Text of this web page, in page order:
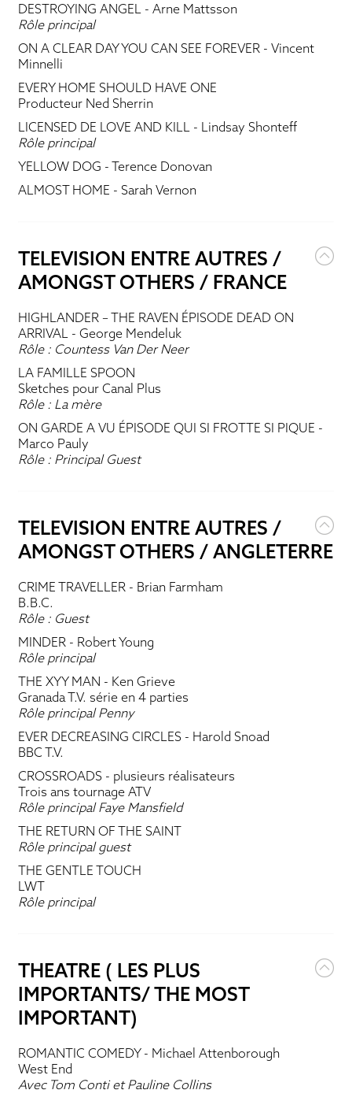
DESTROYING ANGEL - Arne Mattsson
Rôle principal
ON A CLEAR DAY YOU CAN SEE FOREVER - Vincent
Minnelli
EVERY HOME SHOULD HAVE ONE
Producteur Ned Sherrin
LICENSED DE LOVE AND KILL - Lindsay Shonteff
Rôle principal
YELLOW DOG - Terence Donovan
ALMOST HOME - Sarah Vernon
TELEVISION ENTRE AUTRES /
AMONGST OTHERS / FRANCE
HIGHLANDER – THE RAVEN ÉPISODE DEAD ON
ARRIVAL - George Mendeluk
Rôle : Countess Van Der Neer
LA FAMILLE SPOON
Sketches pour Canal Plus
Rôle : La mère
ON GARDE A VU ÉPISODE QUI SI FROTTE SI PIQUE -
Marco Pauly
Rôle : Principal Guest
TELEVISION ENTRE AUTRES /
AMONGST OTHERS / ANGLETERRE
CRIME TRAVELLER - Brian Farmham
B.B.C.
Rôle : Guest
MINDER - Robert Young
Rôle principal
THE XYY MAN - Ken Grieve
Granada T.V. série en 4 parties
Rôle principal Penny
EVER DECREASING CIRCLES - Harold Snoad
BBC T.V.
CROSSROADS - plusieurs réalisateurs
Trois ans tournage ATV
Rôle principal Faye Mansfield
THE RETURN OF THE SAINT
Rôle principal guest
THE GENTLE TOUCH
LWT
Rôle principal
THEATRE ( LES PLUS
IMPORTANTS/ THE MOST
IMPORTANT)
ROMANTIC COMEDY - Michael Attenborough
West End
Avec Tom Conti et Pauline Collins